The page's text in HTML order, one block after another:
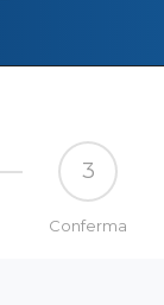
3
Conferma